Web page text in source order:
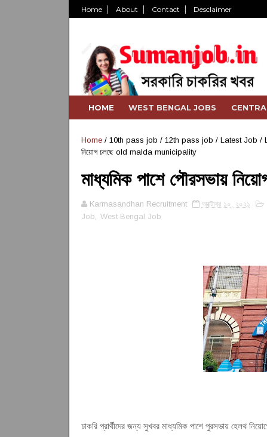
Home About Contact Desclaimer
HOME WEST BENGAL JOBS
Home/ 10th pass job / 12th pass job / Latest Job /
নিয়োগ চলছে old malda municipality
মাধ্যমিক পাশে পৌরসভায়
Karmasandhan Recruitment অক্টোবর ১০, ২০২১
Job, West Bengal Job
চাকরি প্রার্থীদের জন্য সুখবর মাধ্যমিক পাশে পুরসভায় হেলথ